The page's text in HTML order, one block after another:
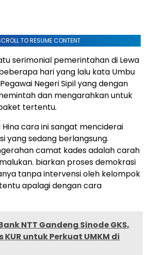
TO RESUME CONTENT
serimonial pemerintahan di Lewa
hari yang lalu kata Umbu
Negeri Sipil yang dengan
dan mengarahkan untuk
tertentu.
cara ini sangat menciderai
yang sedang berlangsung.
camat kades adalah carah
biarkan proses demokrasi
tanpa intervensi oleh kelompok
apalagi dengan cara
NTT Gandeng Sinode GKS,
KUR untuk Perkuat UMKM di